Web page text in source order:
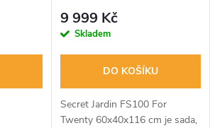
9 999 Kč
Skladem
DO KOŠÍKU
Secret Jardin FS100 For
Twenty 60x40x116 cm je sada,